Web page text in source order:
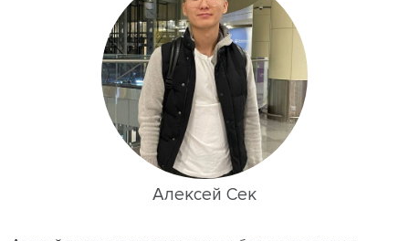
базовых станций. Оценивание выборки выявило
основных факторов формирования цены на услуги
Во-первых, наблюдается постепенное снижение
изменения среднедушевого дохода на выручку
операторов. Начиная с 2016 года операторы
свои ценовые стратегии, отталкиваясь от факторов,
от доходов населения. Вероятнее всего, они
цены на тарифные планы в зависимости от поведения
прямых конкурентов.